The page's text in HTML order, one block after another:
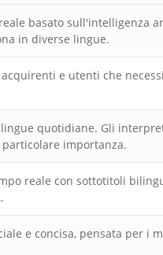
basato sull'intelligenza
in diverse lingue.
e utenti che
quotidiane. Gli
importanza.
reale con sottotitoli
e concisa, pensata per i